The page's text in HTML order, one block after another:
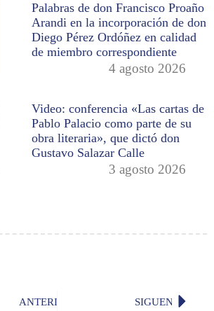
Palabras de don Francisco Proaño
Arandi en la incorporación de don
Diego Pérez Ordóñez en calidad
de miembro correspondiente
4 agosto 2026
Video: conferencia «Las cartas de
Pablo Palacio como parte de su
obra literaria», que dictó don
Gustavo Salazar Calle
3 agosto 2026
ANTERIOR «La luz del primer amor», por
SIGUENTE